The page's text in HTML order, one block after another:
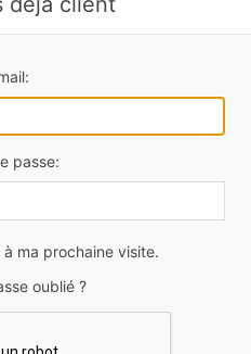
passe:
ma prochaine visite.
oublié ?